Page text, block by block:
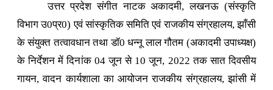
उत्तर प्रदेश संगीत नाटक अकादमी, लखनऊ (संस्कृति
विभाग उ0प्र0) एवं सांस्कृतिक समिति एवं राजकीय संग्रहालय, झाँसी
के संयुक्त तत्वावधान तथा डॉ0 धन्नू लाल गौतम (अकादमी उपाध्यक्ष)
के निर्देशन में दिनांक 04 जून से 10 जून, 2022 तक सात दिवसीय
गायन, वादन कार्यशाला का आयोजन राजकीय संग्रहालय, झांसी में